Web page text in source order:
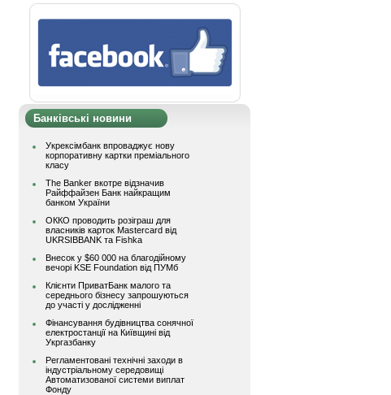
Банківські новини
Укрексімбанк впроваджує нову
корпоративну картки преміального
класу
The Banker вкотре відзначив
Райффайзен Банк найкращим
банком України
ОККО проводить розіграш для
власників карток Mastercard від
UKRSIBBANK та Fishka
Внесок у $60 000 на благодійному
вечорі KSE Foundation від ПУМб
Клієнти ПриватБанк малого та
середнього бізнесу запрошуються
до участі у дослідженні
Фінансування будівництва сонячної
електростанції на Київщині від
Укргазбанку
Регламентовані технічні заходи в
індустріальному середовищі
Автоматизованої системи виплат
Фонду